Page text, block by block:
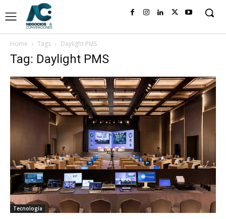
Home Tags Daylight PMS
Tag: Daylight PMS
Tecnología